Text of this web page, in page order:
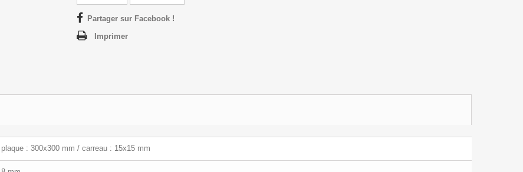
Partager sur Facebook !
Imprimer
plaque : 300x300 mm / carreau : 15x15 mm